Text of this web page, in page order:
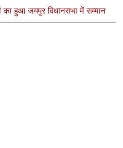
का हुआ जयपुर विधानसभा में सम्मान